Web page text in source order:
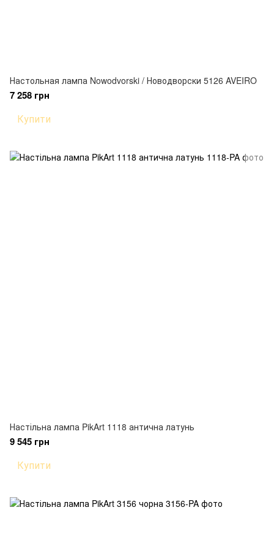
Настольная лампа Nowodvorski / Новодворски 5126 AVEIRO
7 258 грн
Купити
Настільна лампа PikArt 1118 антична латунь
9 545 грн
Купити